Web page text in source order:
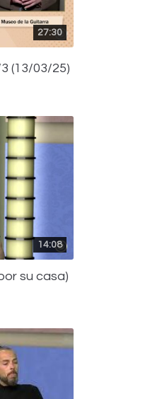
27:30
(13/03/25)
14:08
su casa)